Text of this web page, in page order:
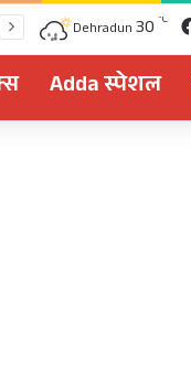
Dehradun 30 ℃
Adda स्पेशल